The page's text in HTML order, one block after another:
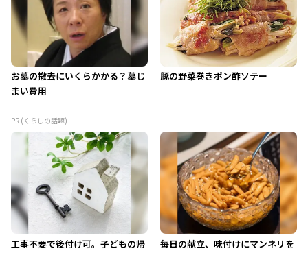
お墓の撤去にいくらかかる？墓じ
まい費用
PR (くらしの話題)
豚の野菜巻きポン酢ソテー
工事不要で後付け可。子どもの帰
毎日の献立、味付けにマンネリを